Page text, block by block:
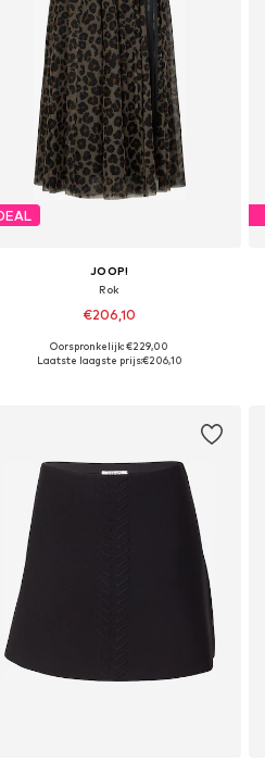
JOOP!
Rok
€206,10
Beschikbare maten: 34, 36, 38, 40, 42
Oorspronkelijk: €229,00
Laatste laagste prijs:€206,10